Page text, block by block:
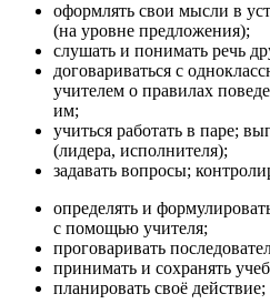
оформлять свои мысли в
(на уровне предложения);
слушать и понимать речь
договариваться с
учителем о правилах
им;
учиться работать в паре;
(лидера, исполнителя);
задавать вопросы;
определять и
с помощью учителя;
проговаривать
принимать и сохранять
планировать своё действие;